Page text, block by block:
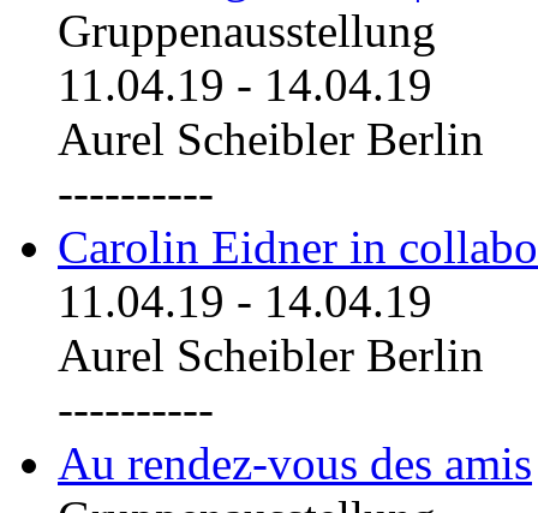
Gruppenausstellung
11.04.19 - 14.04.19
Aurel Scheibler Berlin
----------
Carolin Eidner in
11.04.19 - 14.04.19
Aurel Scheibler Berlin
----------
Au rendez-vous des amis